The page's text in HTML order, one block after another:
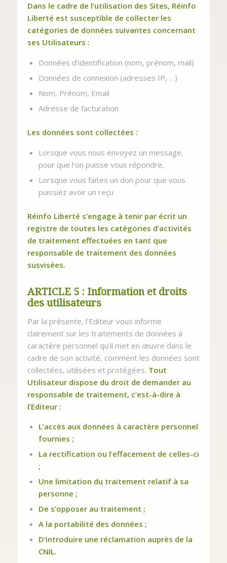
Dans le cadre de l’utilisation des Sites, Réinfo
Liberté est susceptible de collecter les
catégories de données suivantes concernant
ses Utilisateurs :
Données d’identification (nom, prénom, mail)
Données de connexion (adresses IP, …)
Nom, Prénom, Email
Adresse de facturation
Les données sont collectées :
Lorsque vous nous envoyez un message,
pour que l’on puisse vous répondre,
Lorsque vous faites un don pour que vous
puissiez avoir un reçu
Réinfo Liberté s’engage à tenir par écrit un
registre de toutes les catégories d’activités
de traitement effectuées en tant que
responsable de traitement des données
susvisées.
ARTICLE 5 : Information et droits
des utilisateurs
Par la présente, l’Editeur vous informe
clairement sur les traitements de données à
caractère personnel qu’il met en œuvre dans le
cadre de son activité, comment les données sont
collectées, utilisées et protégées. Tout
Utilisateur dispose du droit de demander au
responsable de traitement, c’est-à-dire à
l’Editeur :
L’accès aux données à caractère personnel
fournies ;
La rectification ou l’effacement de celles-ci
;
Une limitation du traitement relatif à sa
personne ;
De s’opposer au traitement ;
A la portabilité des données ;
D’introduire une réclamation auprès de la
CNIL.